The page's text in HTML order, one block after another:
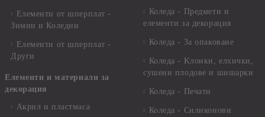
Елементи от шперплат -
Зимни и Коледни
Елементи от шперплат -
Други
Елементи и материали за
декорация
Акрил и пластмаса
Коледа - Предмети и
елементи за декорация
Коледа - За опаковане
Коледа - Kлонки, елхички,
сушени плодове и шишарки
Коледа - Печати
Коледа - Силиконови